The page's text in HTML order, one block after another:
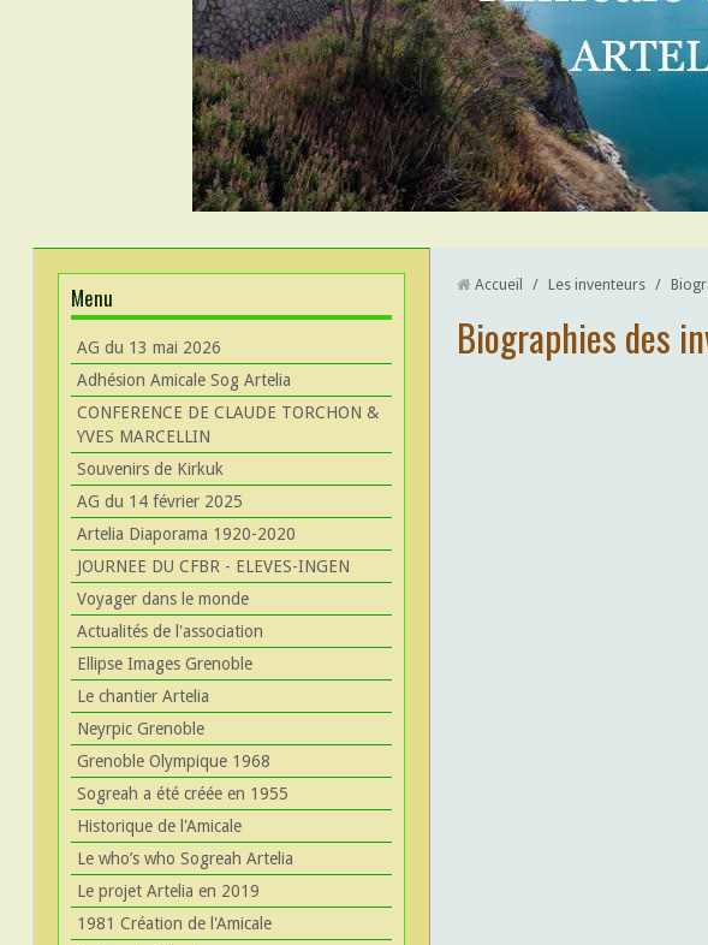
Menu
AG du 13 mai 2026
Adhésion Amicale Sog Artelia
CONFERENCE DE CLAUDE TORCHON &
YVES MARCELLIN
Souvenirs de Kirkuk
AG du 14 février 2025
Artelia Diaporama 1920-2020
JOURNEE DU CFBR - ELEVES-INGEN
Voyager dans le monde
Actualités de l'association
Ellipse Images Grenoble
Le chantier Artelia
Neyrpic Grenoble
Grenoble Olympique 1968
Sogreah a été créée en 1955
Historique de l'Amicale
Le who’s who Sogreah Artelia
Le projet Artelia en 2019
1981 Création de l'Amicale
Accueil / Les inventeurs /
Biographies des